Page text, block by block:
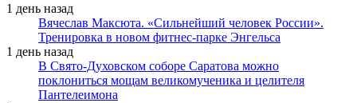
1 день назад
Вячеслав Максюта. «Сильнейший человек России».
Тренировка в новом фитнес-парке Энгельса
1 день назад
В Свято-Духовском соборе Саратова можно
поклониться мощам великомученика и целителя
Пантелеимона